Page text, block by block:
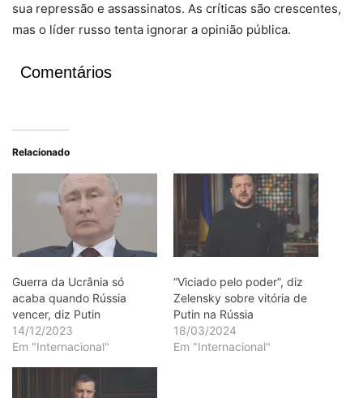
sua repressão e assassinatos. As críticas são crescentes,
mas o líder russo tenta ignorar a opinião pública.
Comentários
Relacionado
Guerra da Ucrânia só
acaba quando Rússia
vencer, diz Putin
14/12/2023
Em "Internacional"
“Viciado pelo poder”, diz
Zelensky sobre vitória de
Putin na Rússia
18/03/2024
Em "Internacional"